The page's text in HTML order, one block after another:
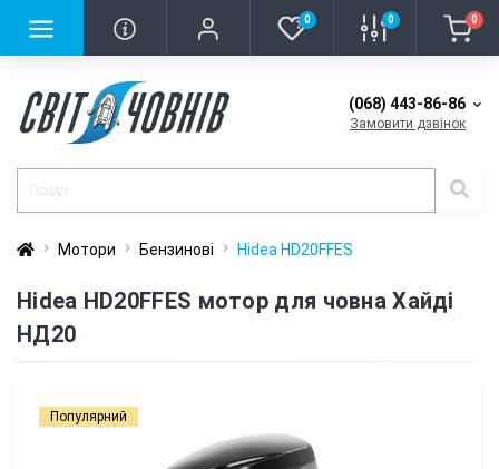
0 0 0
(068) 443-86-86
Замовити дзвінок
Мотори Бензинові Hidea HD20FFES
Hidea HD20FFES мотор для човна Хайді
НД20
Популярний